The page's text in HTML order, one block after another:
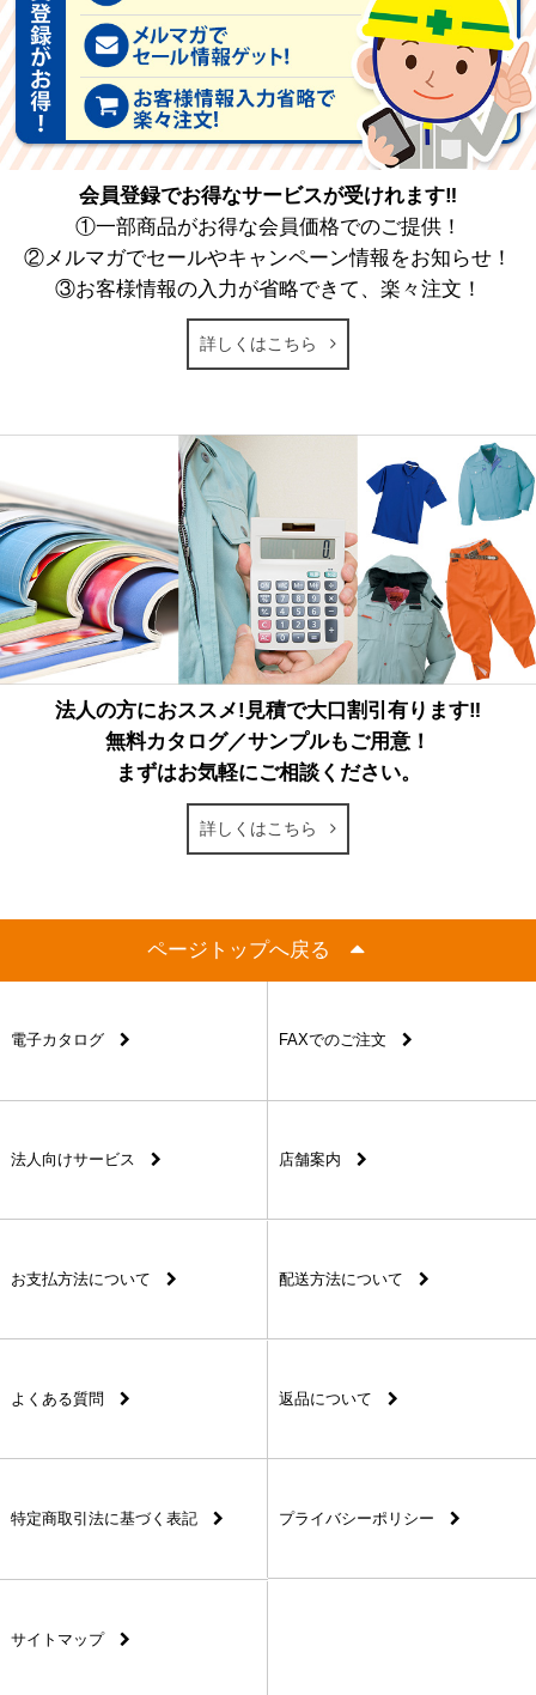
会員登録でお得なサービスが受けれます‼
①一部商品がお得な会員価格でのご提供！
②メルマガでセールやキャンペーン情報をお知らせ！
③お客様情報の入力が省略できて、楽々注文！
詳しくはこちら
法人の方におススメ!見積で大口割引有ります‼
無料カタログ／サンプルもご用意！
まずはお気軽にご相談ください。
詳しくはこちら
ページトップへ戻る
電子カタログ FAXでのご注文
法人向けサービス 店舗案内
お支払方法について 配送方法について
よくある質問 返品について
特定商取引法に基づく表記 プライバシーポリシー
サイトマップ